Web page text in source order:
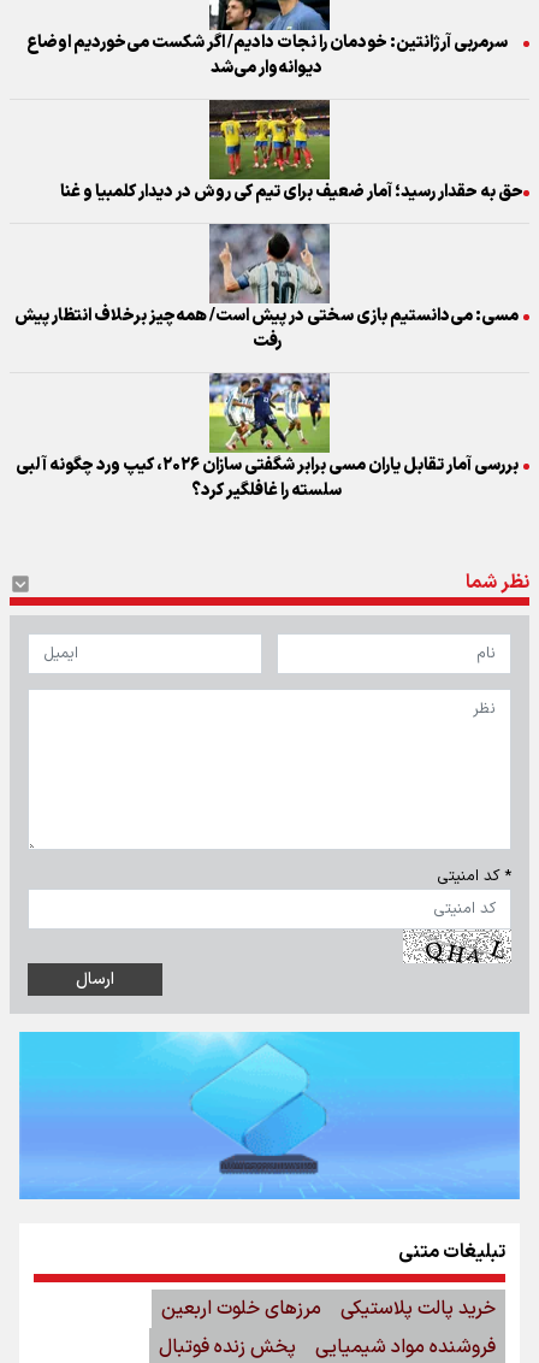
سرمربی آرژانتین: خودمان را نجات دادیم/ اگر شکست می‌خوردیم اوضاع
دیوانه‌وار می‌شد
حق به حقدار رسید؛ آمار ضعیف برای تیم کی روش در دیدار کلمبیا و غنا
مسی: می‌دانستیم بازی سختی در پیش است/ همه‌چیز برخلاف انتظار پیش
رفت
بررسی آمار تقابل یاران مسی برابر شگفتی سازان ۲۰۲۶، کیپ ورد چگونه آلبی
سلسته را غافلگیر کرد؟
نظر شما
* کد امنیتی
تبلیغات متنی
خرید پالت پلاستیکی
مرزهای خلوت اربعین
فروشنده مواد شیمیایی
پخش زنده فوتبال